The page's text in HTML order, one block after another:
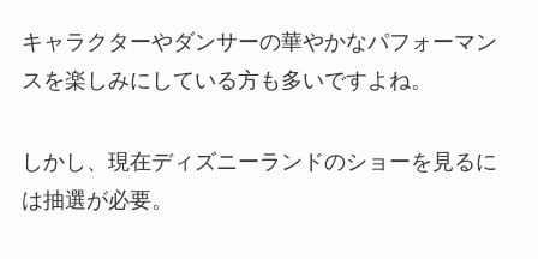
キャラクターやダンサーの華やかなパフォーマン
スを楽しみにしている方も多いですよね。
しかし、現在ディズニーランドのショーを見るに
は抽選が必要。